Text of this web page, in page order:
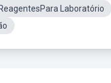
ReagentesPara Laboratório